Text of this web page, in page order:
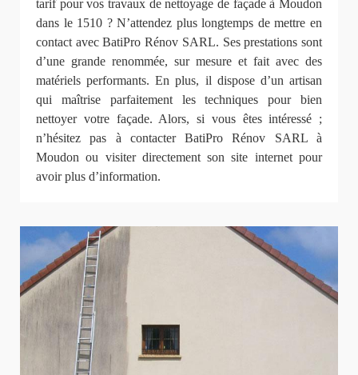
tarif pour vos travaux de nettoyage de façade à Moudon
dans le 1510 ? N’attendez plus longtemps de mettre en
contact avec BatiPro Rénov SARL. Ses prestations sont
d’une grande renommée, sur mesure et fait avec des
matériels performants. En plus, il dispose d’un artisan
qui maîtrise parfaitement les techniques pour bien
nettoyer votre façade. Alors, si vous êtes intéressé ;
n’hésitez pas à contacter BatiPro Rénov SARL à
Moudon ou visiter directement son site internet pour
avoir plus d’information.